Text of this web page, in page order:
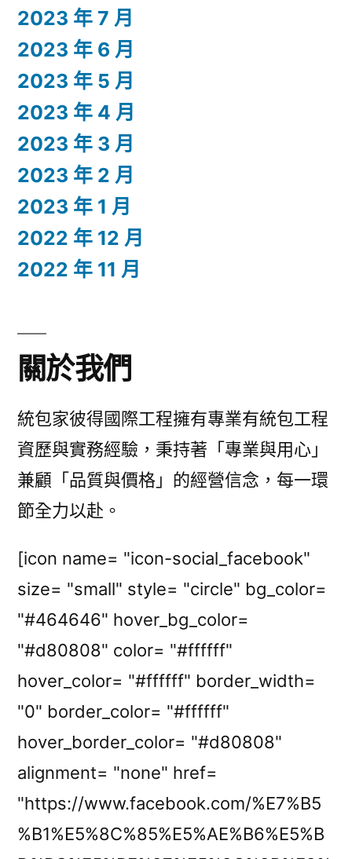
2023 年 7 月
2023 年 6 月
2023 年 5 月
2023 年 4 月
2023 年 3 月
2023 年 2 月
2023 年 1 月
2022 年 12 月
2022 年 11 月
關於我們
統包家彼得國際工程擁有專業有統包工程
資歷與實務經驗，秉持著「專業與用心」
兼顧「品質與價格」的經營信念，每一環
節全力以赴。
[icon name= "icon-social_facebook"
size= "small" style= "circle" bg_color=
"#464646" hover_bg_color=
"#d80808" color= "#ffffff"
hover_color= "#ffffff" border_width=
"0" border_color= "#ffffff"
hover_border_color= "#d80808"
alignment= "none" href=
"https://www.facebook.com/%E7%B5
%B1%E5%8C%85%E5%AE%B6%E5%B